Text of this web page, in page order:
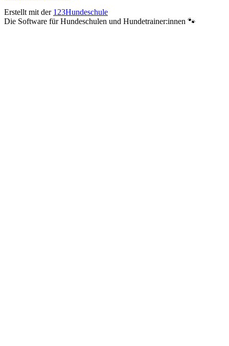
Erstellt mit der 123Hundeschule
Die Software für Hundeschulen und Hundetrainer:innen 🐾